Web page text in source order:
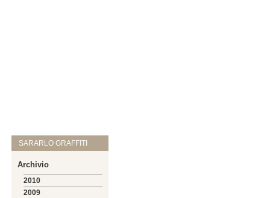
SARARLO GRAFFITI
Archivio
2010
2009